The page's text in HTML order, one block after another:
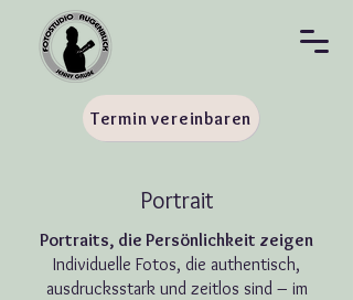
Termin vereinbaren
Portrait
Portraits, die Persönlichkeit zeigen
Individuelle Fotos, die authentisch,
ausdrucksstark und zeitlos sind – im